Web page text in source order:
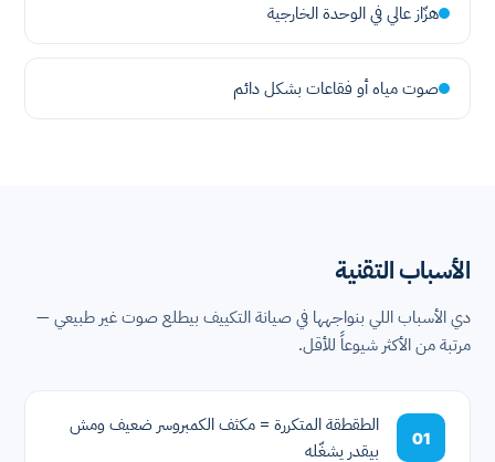
هزّاز عالي في الوحدة الخارجية
صوت مياه أو فقاعات بشكل دائم
الأسباب التقنية
دي الأسباب اللي بنواجهها في صيانة التكييف بيطلع صوت غير طبيعي —
مرتبة من الأكثر شيوعاً للأقل.
01
الطقطقة المتكررة = مكثف الكمبروسر ضعيف ومش
بيقدر يشغّله